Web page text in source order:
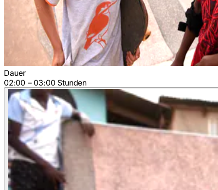
Dauer
02:00 – 03:00 Stunden